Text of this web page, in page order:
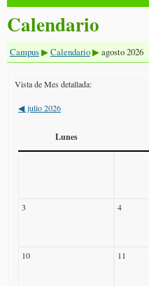
Calendario
Campus ▶ Calendario ▶agosto 2026
Vista de Mes detallada:
◀julio 2026
Lunes
3 4
10 11